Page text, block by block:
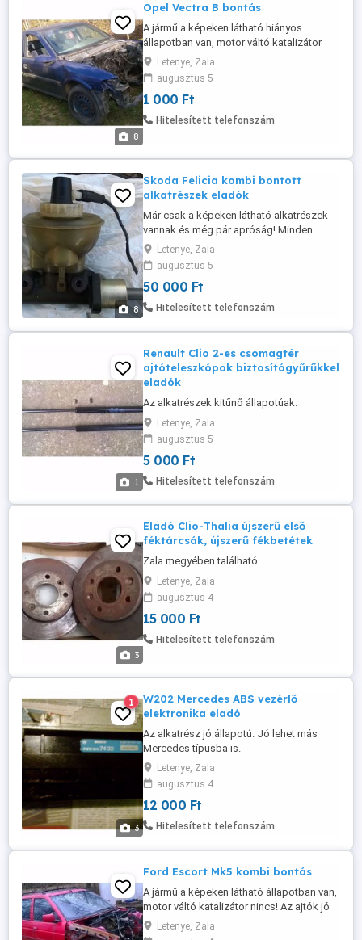
8
Opel Vectra B bontás
A jármű a képeken látható hiányos
állapotban van, motor váltó katalizátor
már nincs! Amennyiben valami érdekli
kérem telefonon érdeklődjön!
Letenye, Zala
augusztus 5
1 000 Ft
Hitelesített telefonszám
8
Skoda Felicia kombi bontott
alkatrészek eladók
Már csak a képeken látható alkatrészek
vannak és még pár apróság! Minden
alkatrész jó állapotban van. A garnitúra
első fékbetét új állapotú!
Letenye, Zala
augusztus 5
50 000 Ft
Hitelesített telefonszám
1
Renault Clio 2-es csomagtér
ajtóteleszkópok biztosítógyűrűkkel
eladók
Az alkatrészek kitűnő állapotúak.
Letenye, Zala
augusztus 5
5 000 Ft
Hitelesített telefonszám
3
Eladó Clio-Thalia újszerű első
féktárcsák, újszerű fékbetétek
Zala megyében található.
Letenye, Zala
augusztus 4
15 000 Ft
Hitelesített telefonszám
3
1
W202 Mercedes ABS vezérlő
elektronika eladó
Az alkatrész jó állapotú. Jó lehet más
Mercedes típusba is.
Letenye, Zala
augusztus 4
12 000 Ft
Hitelesített telefonszám
Ford Escort Mk5 kombi bontás
A jármű a képeken látható állapotban van,
motor váltó katalizátor nincs! Az ajtók jó
állapotúak nem rozsdásak sportkormány
fehér számlapos kilométeróra van benne.
Letenye, Zala